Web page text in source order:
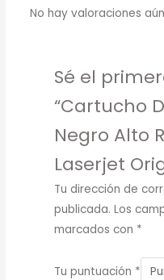
No hay valoraciones
Sé el
“Cartucho
Negro Alto
Laserjet
Tu dirección de
publicada. Los
marcados con *
Tu puntuación *